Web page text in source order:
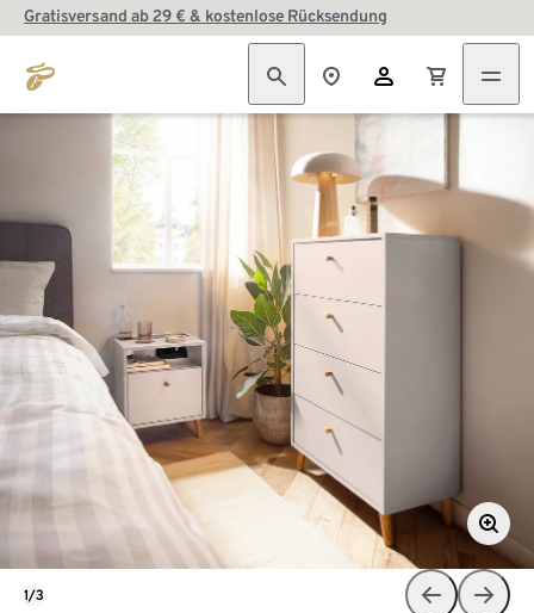
Gratisversand ab 29 € & kostenlose Rücksendung
1/3